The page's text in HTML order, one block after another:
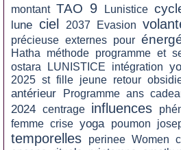
montant TAO 9 Lunistice
lune ciel 2037 Evasion
précieuse externes pour
Hatha
méthode programme et
ostara
LUNISTICE intégration
2025 st fille jeune retour
antérieur Programme ans
2024 centrage influences
femme crise yoga poumon
temporelles perinee Women